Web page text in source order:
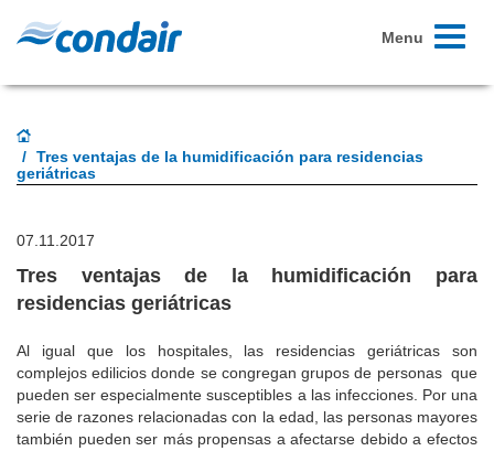
Toggle
Menu
Tres ventajas de la humidificación para residencias
geriátricas
07.11.2017
Tres ventajas de la humidificación para
residencias geriátricas
Al igual que los hospitales, las residencias geriátricas son
complejos edilicios donde se congregan grupos de personas que
pueden ser especialmente susceptibles a las infecciones. Por una
serie de razones relacionadas con la edad, las personas mayores
también pueden ser más propensas a afectarse debido a efectos